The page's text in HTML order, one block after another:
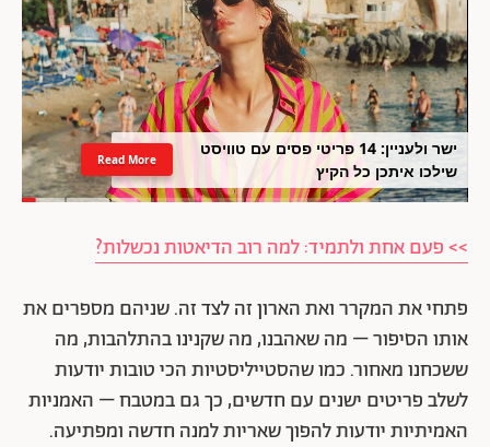
ישר ולעניין: 14 פריטי פסים עם טוויסט
שילכו איתכן כל הקיץ
Read More
>> פעם אחת ולתמיד: למה רוב הדיאטות נכשלות?
פתחי את המקרר ואת הארון זה לצד זה. שניהם מספרים את
אותו הסיפור – מה שאהבנו, מה שקנינו בהתלהבות, מה
ששכחנו מאחור. כמו שהסטייליסטיות הכי טובות יודעות
לשלב פריטים ישנים עם חדשים, כך גם במטבח – האמניות
האמיתיות יודעות להפוך שאריות למנה חדשה ומפתיעה.